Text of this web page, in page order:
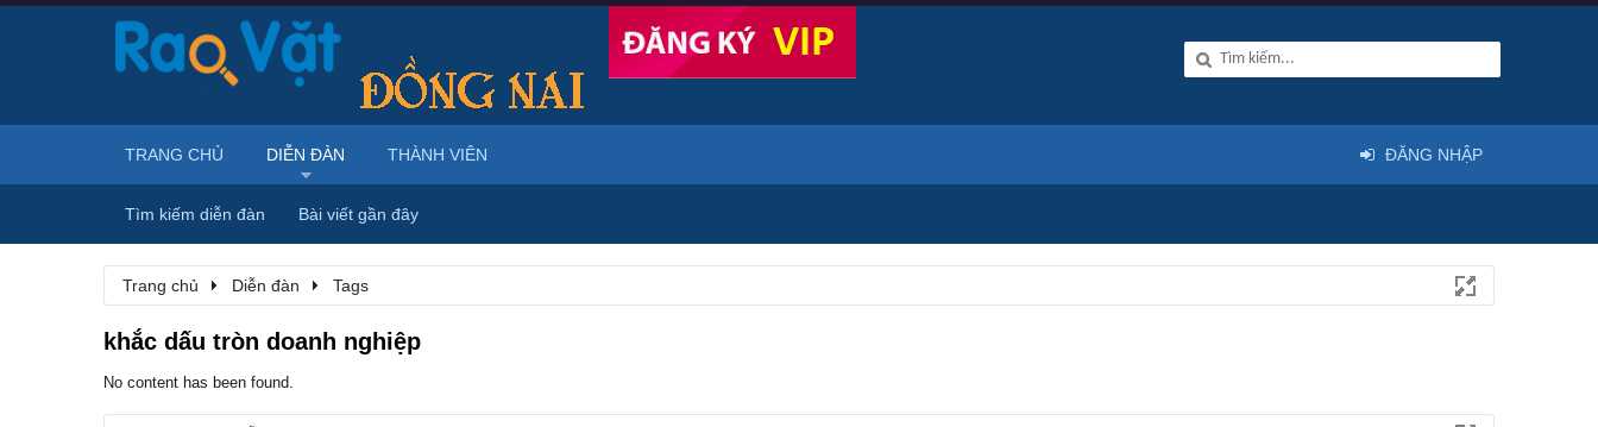
Trang chủ Diễn đàn Tags
khắc dấu tròn doanh nghiệp
No content has been found.
TRANG CHỦ DIỄN ĐÀN
Tìm kiếm diễn đàn Bài viết gần đây
THÀNH VIÊN ĐĂNG NHẬP